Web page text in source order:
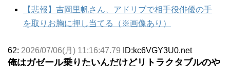
【悲報】吉岡里帆さん、アドリブで相手役俳優の手
を取りお胸に押し当てる（※画像あり）
62: 2026/07/06(月) 11:16:47.79 ID:kc6VGY3U0.net
俺はガゼール乗りたいんだけどリトラクタブルのや